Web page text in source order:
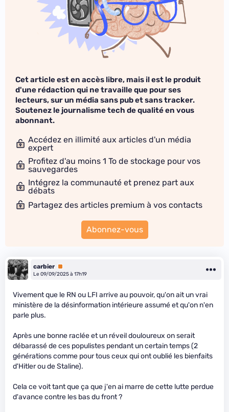
Cet article est en accès libre, mais il est le produit
d'une rédaction qui ne travaille que pour ses
lecteurs, sur un média sans pub et sans tracker.
Soutenez le journalisme tech de qualité en vous
abonnant.
Accédez en illimité aux articles d'un média
expert
Profitez d'au moins 1 To de stockage pour vos
sauvegardes
Intégrez la communauté et prenez part aux
débats
Partagez des articles premium à vos contacts
Abonnez-vous
carbier Premium
Le 09/09/2025 à 17h19
Vivement que le RN ou LFI arrive au pouvoir, qu'on ait un vrai
ministère de la désinformation intérieure assumé et qu'on n'en
parle plus.
Après une bonne raclée et un réveil douloureux on serait
débarassé de ces populistes pendant un certain temps (2
générations comme pour tous ceux qui ont oublié les bienfaits
d'Hitler ou de Staline).
Cela ce voit tant que ça que j'en ai marre de cette lutte perdue
d'avance contre les bas du front ?